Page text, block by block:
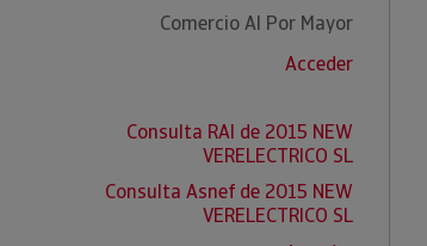
Comercio Al Por Mayor
Acceder
Consulta RAI de 2015 NEW
VERELECTRICO SL
Consulta Asnef de 2015 NEW
VERELECTRICO SL